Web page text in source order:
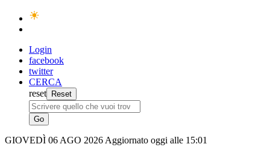
Login
facebook
twitter
CERCA
reset
GIOVEDÌ 06 AGO 2026 Aggiornato oggi alle 15:01